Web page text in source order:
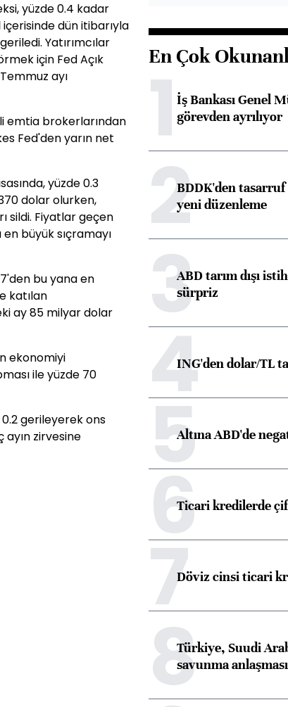
yüzde 0.4 kadar
dün itibarıyla
Yatırımcılar
için Fed Açık
ayı
emtia brokerlarından
Fed'den yarın net
yüzde 0.3
dolar olurken,
sildi. Fiyatlar geçen
büyük sıçramayı
bu yana en
katılan
ay 85 milyar dolar
ekonomiyi
ile yüzde 70
gerileyerek ons
ayın zirvesine
En Çok
1İş Bankası Genel
görevden ayrılıyor
2BDDK'den
yeni düzenleme
3ABD tarım dışı
sürpriz
4ING'den dolar/TL
5Altına ABD'de
6Ticari kredilerde
7Döviz cinsi ticari
8Türkiye, Suudi
savunma